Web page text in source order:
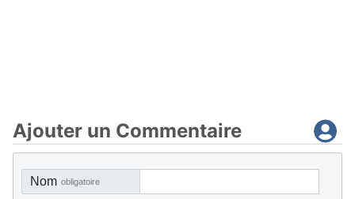
Ajouter un Commentaire
Nom obligatoire